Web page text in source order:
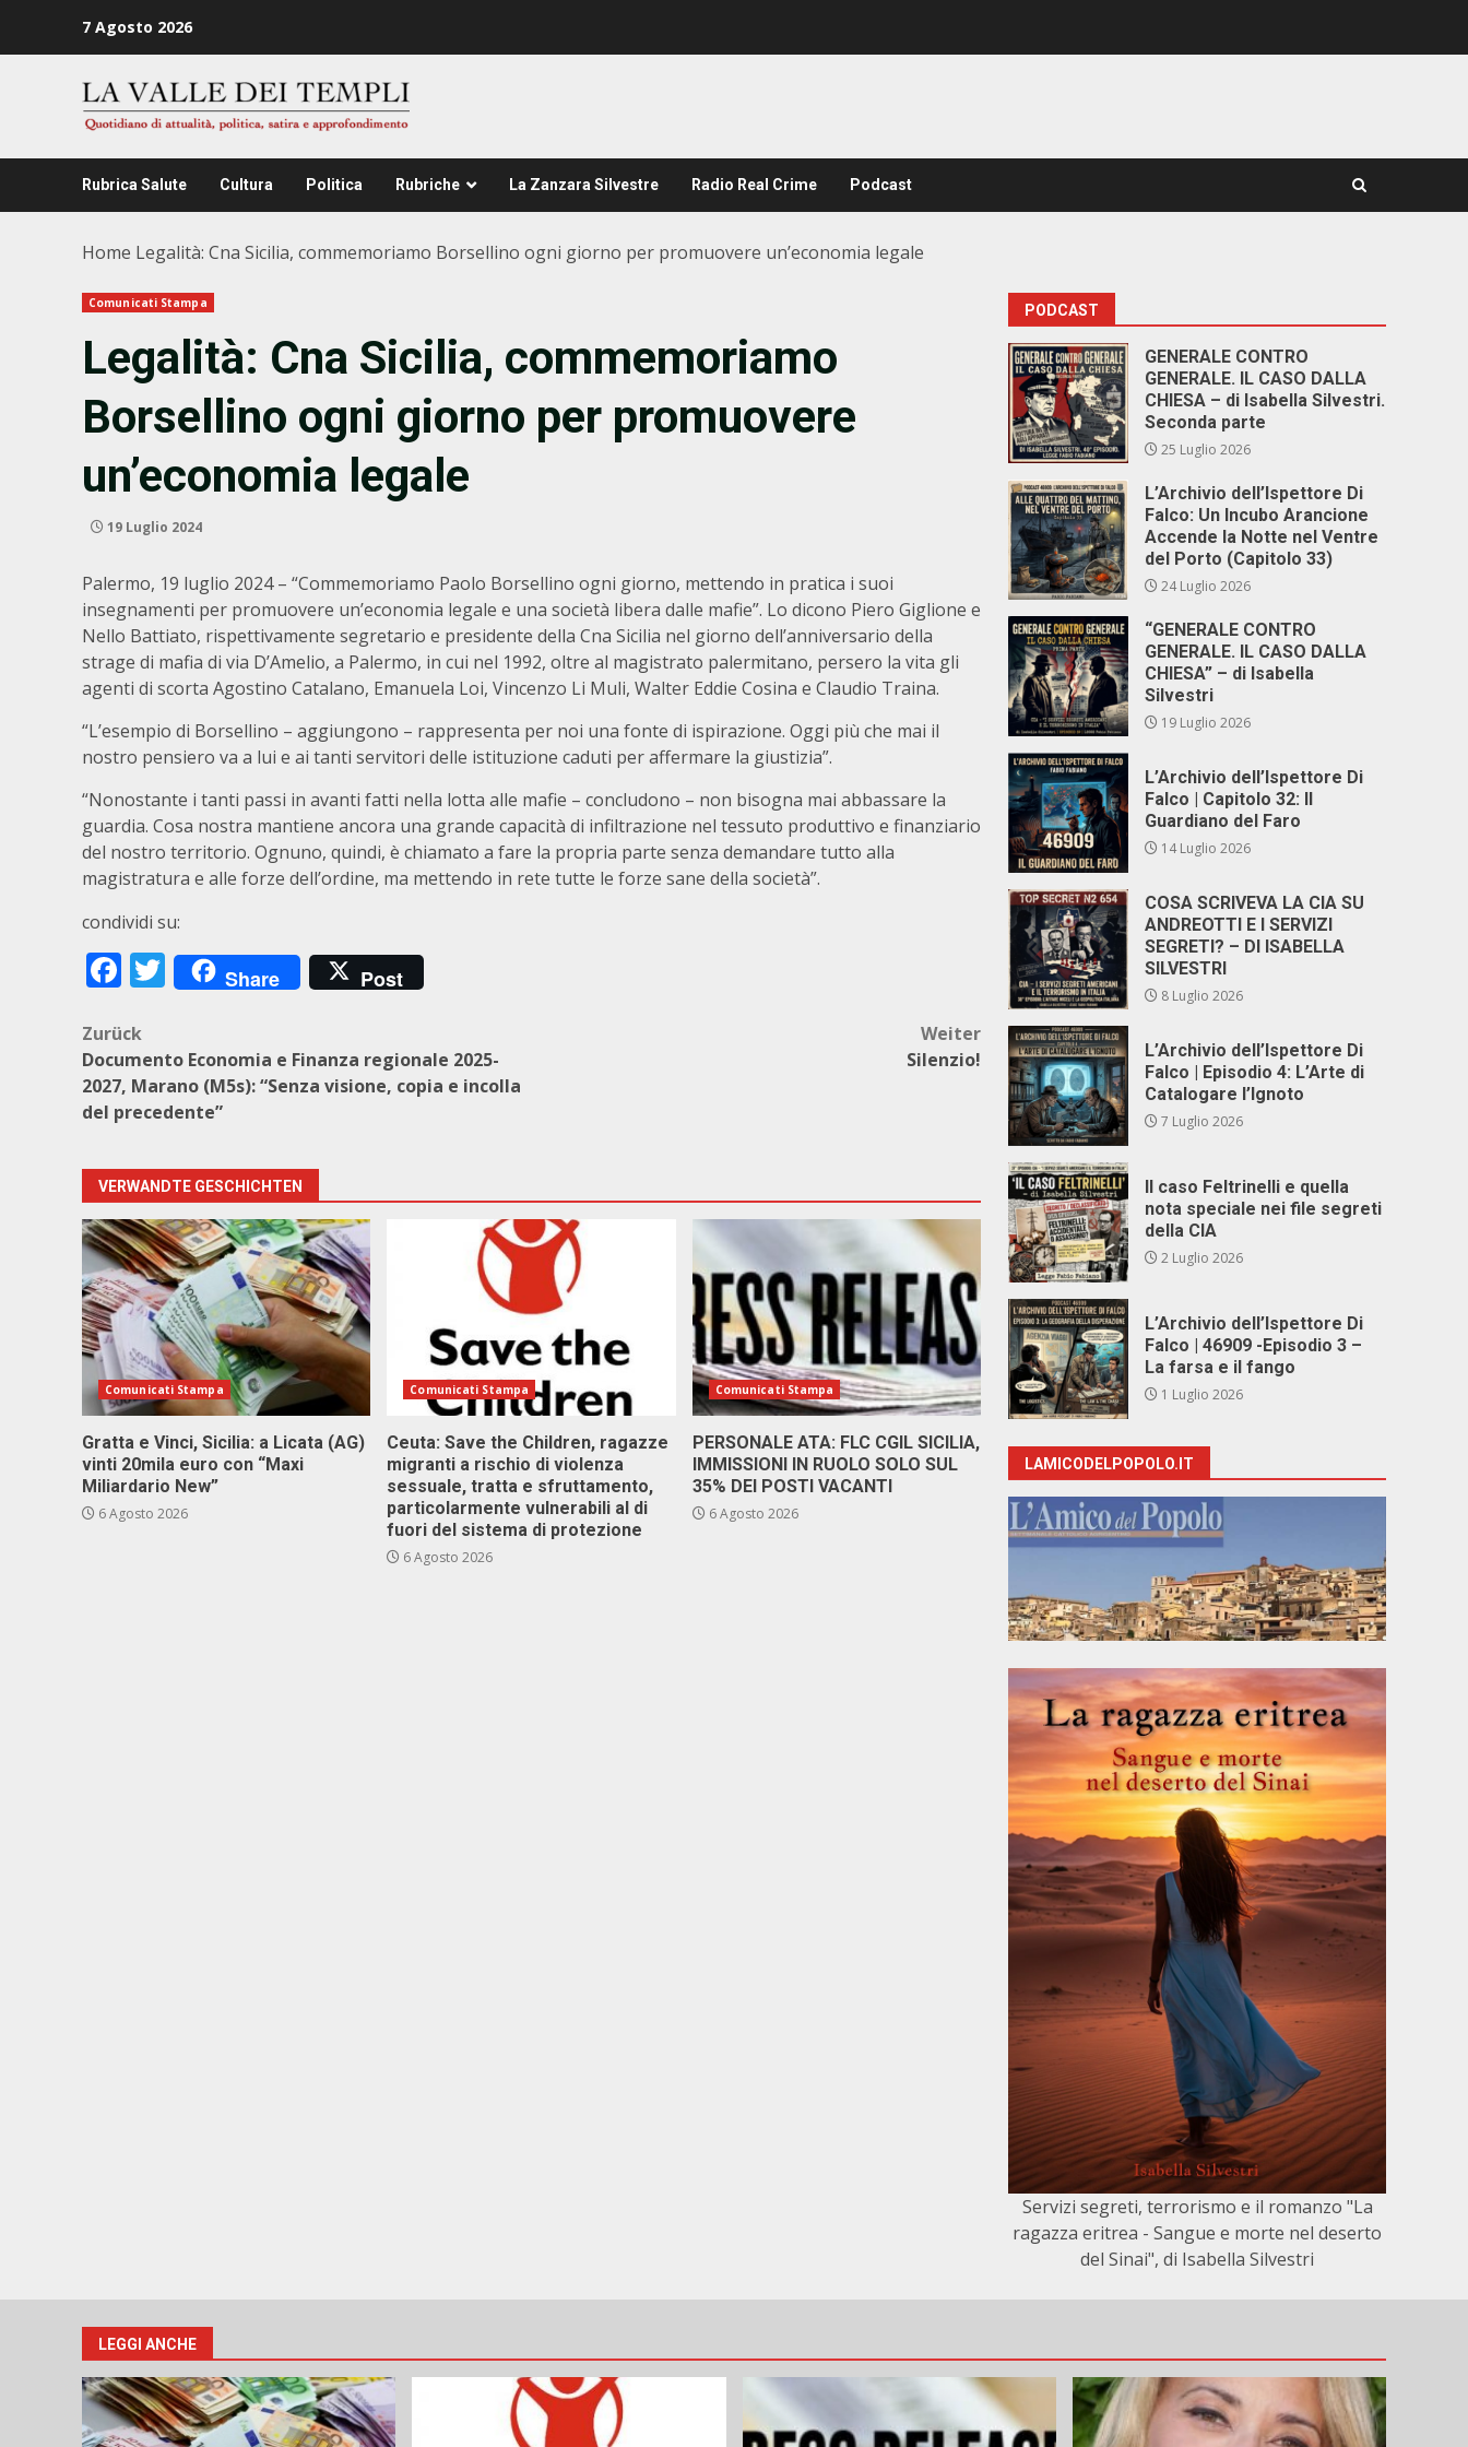
7 Agosto 2026
Rubrica Salute Cultura Politica Rubriche La Zanzara Silvestre Radio Real Crime Podcast
Home Legalità: Cna Sicilia, commemoriamo Borsellino ogni giorno per promuovere un’economia legale
Comunicati Stampa
Legalità: Cna Sicilia, commemoriamo
Borsellino ogni giorno per promuovere
un’economia legale
19 Luglio 2024
Palermo, 19 luglio 2024 – “Commemoriamo Paolo Borsellino ogni giorno, mettendo in pratica i suoi
insegnamenti per promuovere un’economia legale e una società libera dalle mafie”. Lo dicono Piero Giglione e
Nello Battiato, rispettivamente segretario e presidente della Cna Sicilia nel giorno dell’anniversario della
strage di mafia di via D’Amelio, a Palermo, in cui nel 1992, oltre al magistrato palermitano, persero la vita gli
agenti di scorta Agostino Catalano, Emanuela Loi, Vincenzo Li Muli, Walter Eddie Cosina e Claudio Traina.
“L’esempio di Borsellino – aggiungono – rappresenta per noi una fonte di ispirazione. Oggi più che mai il
nostro pensiero va a lui e ai tanti servitori delle istituzione caduti per affermare la giustizia”.
“Nonostante i tanti passi in avanti fatti nella lotta alle mafie – concludono – non bisogna mai abbassare la
guardia. Cosa nostra mantiene ancora una grande capacità di infiltrazione nel tessuto produttivo e finanziario
del nostro territorio. Ognuno, quindi, è chiamato a fare la propria parte senza demandare tutto alla
magistratura e alle forze dell’ordine, ma mettendo in rete tutte le forze sane della società”.
condividi su:
Facebook
Twitter
Share Post
Beitragsnavigation
Zurück
Documento Economia e Finanza regionale 2025-
2027, Marano (M5s): “Senza visione, copia e incolla
del precedente”
Weiter
Silenzio!
VERWANDTE GESCHICHTEN
Comunicati Stampa
Gratta e Vinci, Sicilia: a Licata (AG)
vinti 20mila euro con “Maxi
Miliardario New”
6 Agosto 2026
Comunicati Stampa
Ceuta: Save the Children, ragazze
migranti a rischio di violenza
sessuale, tratta e sfruttamento,
particolarmente vulnerabili al di
fuori del sistema di protezione
6 Agosto 2026
Comunicati Stampa
PERSONALE ATA: FLC CGIL SICILIA,
IMMISSIONI IN RUOLO SOLO SUL
35% DEI POSTI VACANTI
6 Agosto 2026
PODCAST
GENERALE CONTRO
GENERALE. IL CASO DALLA
CHIESA – di Isabella Silvestri.
Seconda parte
25 Luglio 2026
L’Archivio dell’Ispettore Di
Falco: Un Incubo Arancione
Accende la Notte nel Ventre
del Porto (Capitolo 33)
24 Luglio 2026
“GENERALE CONTRO
GENERALE. IL CASO DALLA
CHIESA” – di Isabella
Silvestri
19 Luglio 2026
L’Archivio dell’Ispettore Di
Falco | Capitolo 32: Il
Guardiano del Faro
14 Luglio 2026
COSA SCRIVEVA LA CIA SU
ANDREOTTI E I SERVIZI
SEGRETI? – DI ISABELLA
SILVESTRI
8 Luglio 2026
L’Archivio dell’Ispettore Di
Falco | Episodio 4: L’Arte di
Catalogare l’Ignoto
7 Luglio 2026
Il caso Feltrinelli e quella
nota speciale nei file segreti
della CIA
2 Luglio 2026
L’Archivio dell’Ispettore Di
Falco | 46909 -Episodio 3 –
La farsa e il fango
1 Luglio 2026
LAMICODELPOPOLO.IT
Servizi segreti, terrorismo e il romanzo "La
ragazza eritrea - Sangue e morte nel deserto
del Sinai", di Isabella Silvestri
LEGGI ANCHE